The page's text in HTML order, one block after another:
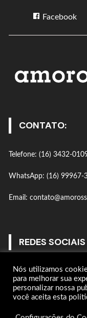
Facebook
CONTATO:
Telefone: (16) 3432-
WhatsApp: (16) 99967-
Email:
REDES SOCIAIS
Nós utilizamos
para melhorar sua
personalizar nossa
você aceita esta